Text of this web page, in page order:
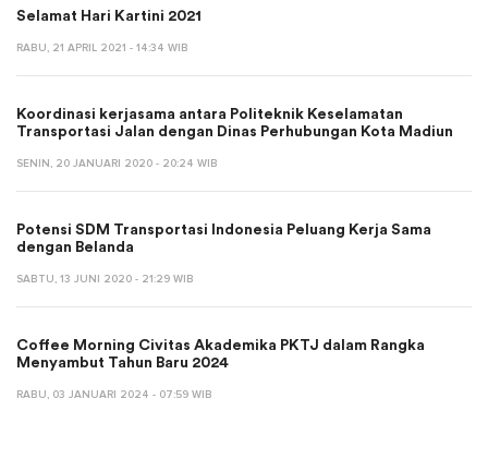
Selamat Hari Kartini 2021
RABU, 21 APRIL 2021 - 14:34 WIB
Koordinasi kerjasama antara Politeknik Keselamatan
Transportasi Jalan dengan Dinas Perhubungan Kota Madiun
SENIN, 20 JANUARI 2020 - 20:24 WIB
Potensi SDM Transportasi Indonesia Peluang Kerja Sama
dengan Belanda
SABTU, 13 JUNI 2020 - 21:29 WIB
Coffee Morning Civitas Akademika PKTJ dalam Rangka
Menyambut Tahun Baru 2024
RABU, 03 JANUARI 2024 - 07:59 WIB